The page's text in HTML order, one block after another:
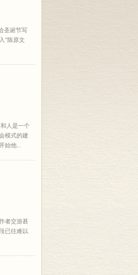
圣诞节写
“陈原文
人是一个
模式的建
始他...
者交游甚
已往难以